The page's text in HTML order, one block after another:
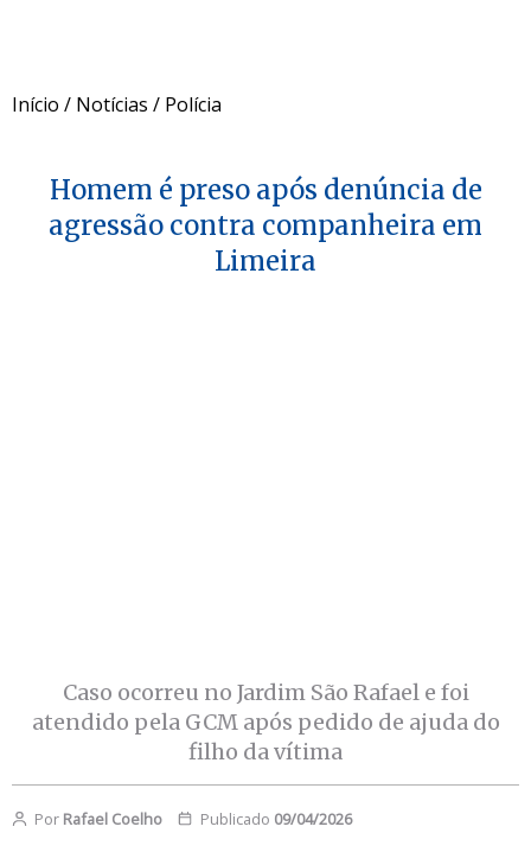
Início / Notícias / Polícia
Homem é preso após denúncia de
agressão contra companheira em
Limeira
Caso ocorreu no Jardim São Rafael e foi
atendido pela GCM após pedido de ajuda do
filho da vítima
Por Rafael Coelho Publicado 09/04/2026